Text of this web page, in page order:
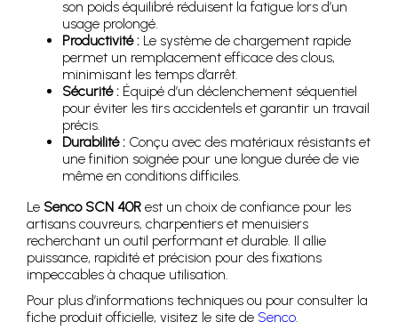
son poids équilibré réduisent la fatigue lors d’un
usage prolongé.
Productivité : Le système de chargement rapide
permet un remplacement efficace des clous,
minimisant les temps d’arrêt.
Sécurité : Équipé d’un déclenchement séquentiel
pour éviter les tirs accidentels et garantir un travail
précis.
Durabilité : Conçu avec des matériaux résistants et
une finition soignée pour une longue durée de vie
même en conditions difficiles.
Le Senco SCN 40R est un choix de confiance pour les
artisans couvreurs, charpentiers et menuisiers
recherchant un outil performant et durable. Il allie
puissance, rapidité et précision pour des fixations
impeccables à chaque utilisation.
Pour plus d’informations techniques ou pour consulter la
fiche produit officielle, visitez le site de Senco